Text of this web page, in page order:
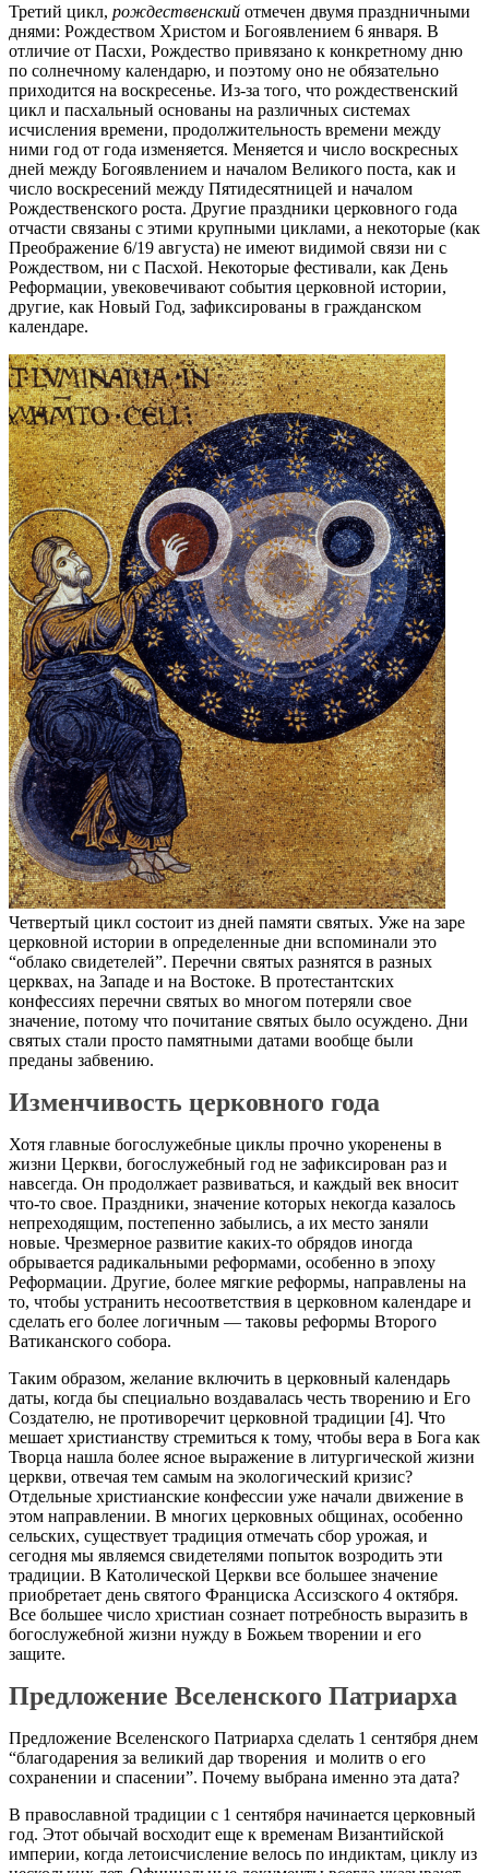
Третий цикл, рождественский отмечен двумя праздничными
днями: Рождеством Христом и Богоявлением 6 января. В
отличие от Пасхи, Рождество привязано к конкретному дню
по солнечному календарю, и поэтому оно не обязательно
приходится на воскресенье. Из-за того, что рождественский
цикл и пасхальный основаны на различных системах
исчисления времени, продолжительность времени между
ними год от года изменяется. Меняется и число воскресных
дней между Богоявлением и началом Великого поста, как и
число воскресений между Пятидесятницей и началом
Рождественского роста. Другие праздники церковного года
отчасти связаны с этими крупными циклами, а некоторые (как
Преображение 6/19 августа) не имеют видимой связи ни с
Рождеством, ни с Пасхой. Некоторые фестивали, как День
Реформации, увековечивают события церковной истории,
другие, как Новый Год, зафиксированы в гражданском
календаре.
Четвертый цикл состоит из дней памяти святых. Уже на заре
церковной истории в определенные дни вспоминали это
“облако свидетелей”. Перечни святых разнятся в разных
церквах, на Западе и на Востоке. В протестантских
конфессиях перечни святых во многом потеряли свое
значение, потому что почитание святых было осуждено. Дни
святых стали просто памятными датами вообще были
преданы забвению.
Изменчивость церковного года
Хотя главные богослужебные циклы прочно укоренены в
жизни Церкви, богослужебный год не зафиксирован раз и
навсегда. Он продолжает развиваться, и каждый век вносит
что-то свое. Праздники, значение которых некогда казалось
непреходящим, постепенно забылись, а их место заняли
новые. Чрезмерное развитие каких-то обрядов иногда
обрывается радикальными реформами, особенно в эпоху
Реформации. Другие, более мягкие реформы, направлены на
то, чтобы устранить несоответствия в церковном календаре и
сделать его более логичным — таковы реформы Второго
Ватиканского собора.
Таким образом, желание включить в церковный календарь
даты, когда бы специально воздавалась честь творению и Его
Создателю, не противоречит церковной традиции [4]. Что
мешает христианству стремиться к тому, чтобы вера в Бога как
Творца нашла более ясное выражение в литургической жизни
церкви, отвечая тем самым на экологический кризис?
Отдельные христианские конфессии уже начали движение в
этом направлении. В многих церковных общинах, особенно
сельских, существует традиция отмечать сбор урожая, и
сегодня мы являемся свидетелями попыток возродить эти
традиции. В Католической Церкви все большее значение
приобретает день святого Франциска Ассизского 4 октября.
Все большее число христиан сознает потребность выразить в
богослужебной жизни нужду в Божьем творении и его
защите.
Предложение Вселенского Патриарха
Предложение Вселенского Патриарха сделать 1 сентября днем
“благодарения за великий дар творения и молитв о его
сохранении и спасении”. Почему выбрана именно эта дата?
В православной традиции с 1 сентября начинается церковный
год. Этот обычай восходит еще к временам Византийской
империи, когда летоисчисление велось по индиктам, циклу из